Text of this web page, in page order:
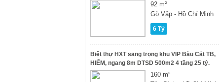
92 m²
Gò Vấp - Hồ Chí Minh
6 Tỷ
Biệt thự HXT sang trọng khu VIP Bàu Cát TB,
HIẾM, ngang 8m DTSD 500m2 4 tầng 25 tỷ.
160 m²